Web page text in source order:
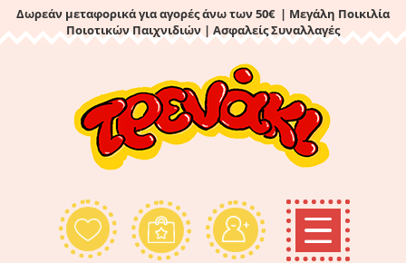
Δωρεάν μεταφορικά για αγορές άνω των 50€ | Μεγάλη Ποικιλία
Ποιοτικών Παιχνιδιών | Ασφαλείς Συναλλαγές